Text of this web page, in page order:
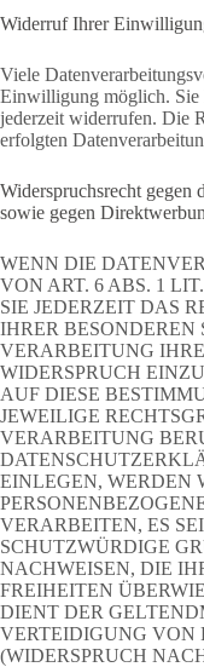
Widerruf Ihrer
Viele
Einwilligung möglich. Sie
jederzeit widerrufen. Die
erfolgten
Widerspruchsrecht gegen
sowie gegen
WENN DIE
VON ART. 6 ABS. 1
SIE JEDERZEIT DAS
IHRER BESONDEREN
VERARBEITUNG
WIDERSPRUCH
AUF DIESE
JEWEILIGE
VERARBEITUNG
EINLEGEN, WERDEN
VERARBEITEN, ES
SCHUTZWÜRDIGE
NACHWEISEN, DIE
FREIHEITEN
DIENT DER
VERTEIDIGUNG VON
(WIDERSPRUCH